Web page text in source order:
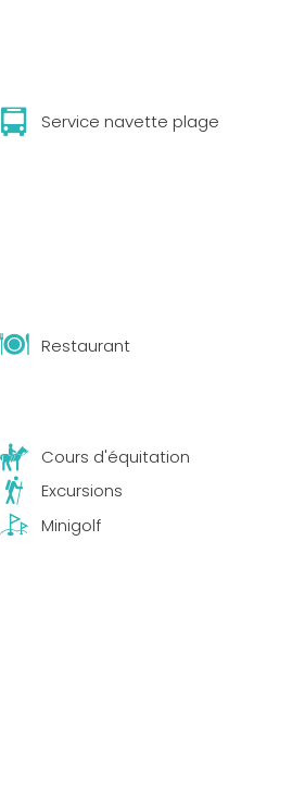
Service navette plage
Restaurant
Cours d'équitation
Excursions
Minigolf